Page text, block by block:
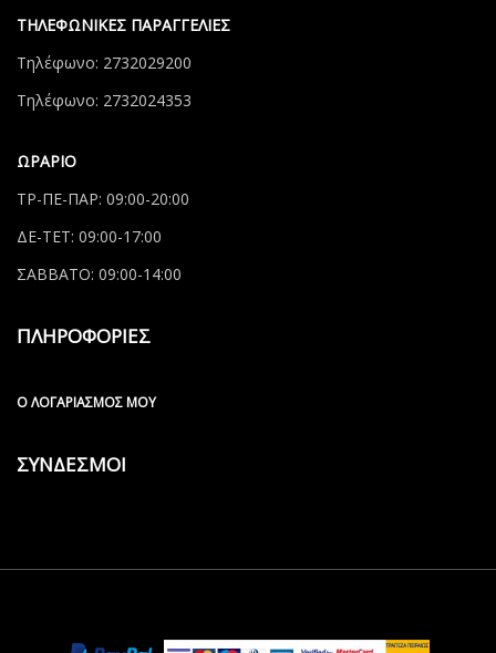
ΤΗΛΕΦΩΝΙΚΕΣ ΠΑΡΑΓΓΕΛΙΕΣ
Τηλέφωνο: 2732029200
Τηλέφωνο: 2732024353
ΩΡΑΡΙΟ
ΤΡ-ΠΕ-ΠΑΡ: 09:00-20:00
ΔΕ-ΤΕΤ: 09:00-17:00
ΣΑΒΒΑΤΟ: 09:00-14:00
ΠΛΗΡΟΦΟΡΙΕΣ
Ο ΛΟΓΑΡΙΑΣΜΌΣ ΜΟΥ
ΣΥΝΔΕΣΜΟΙ